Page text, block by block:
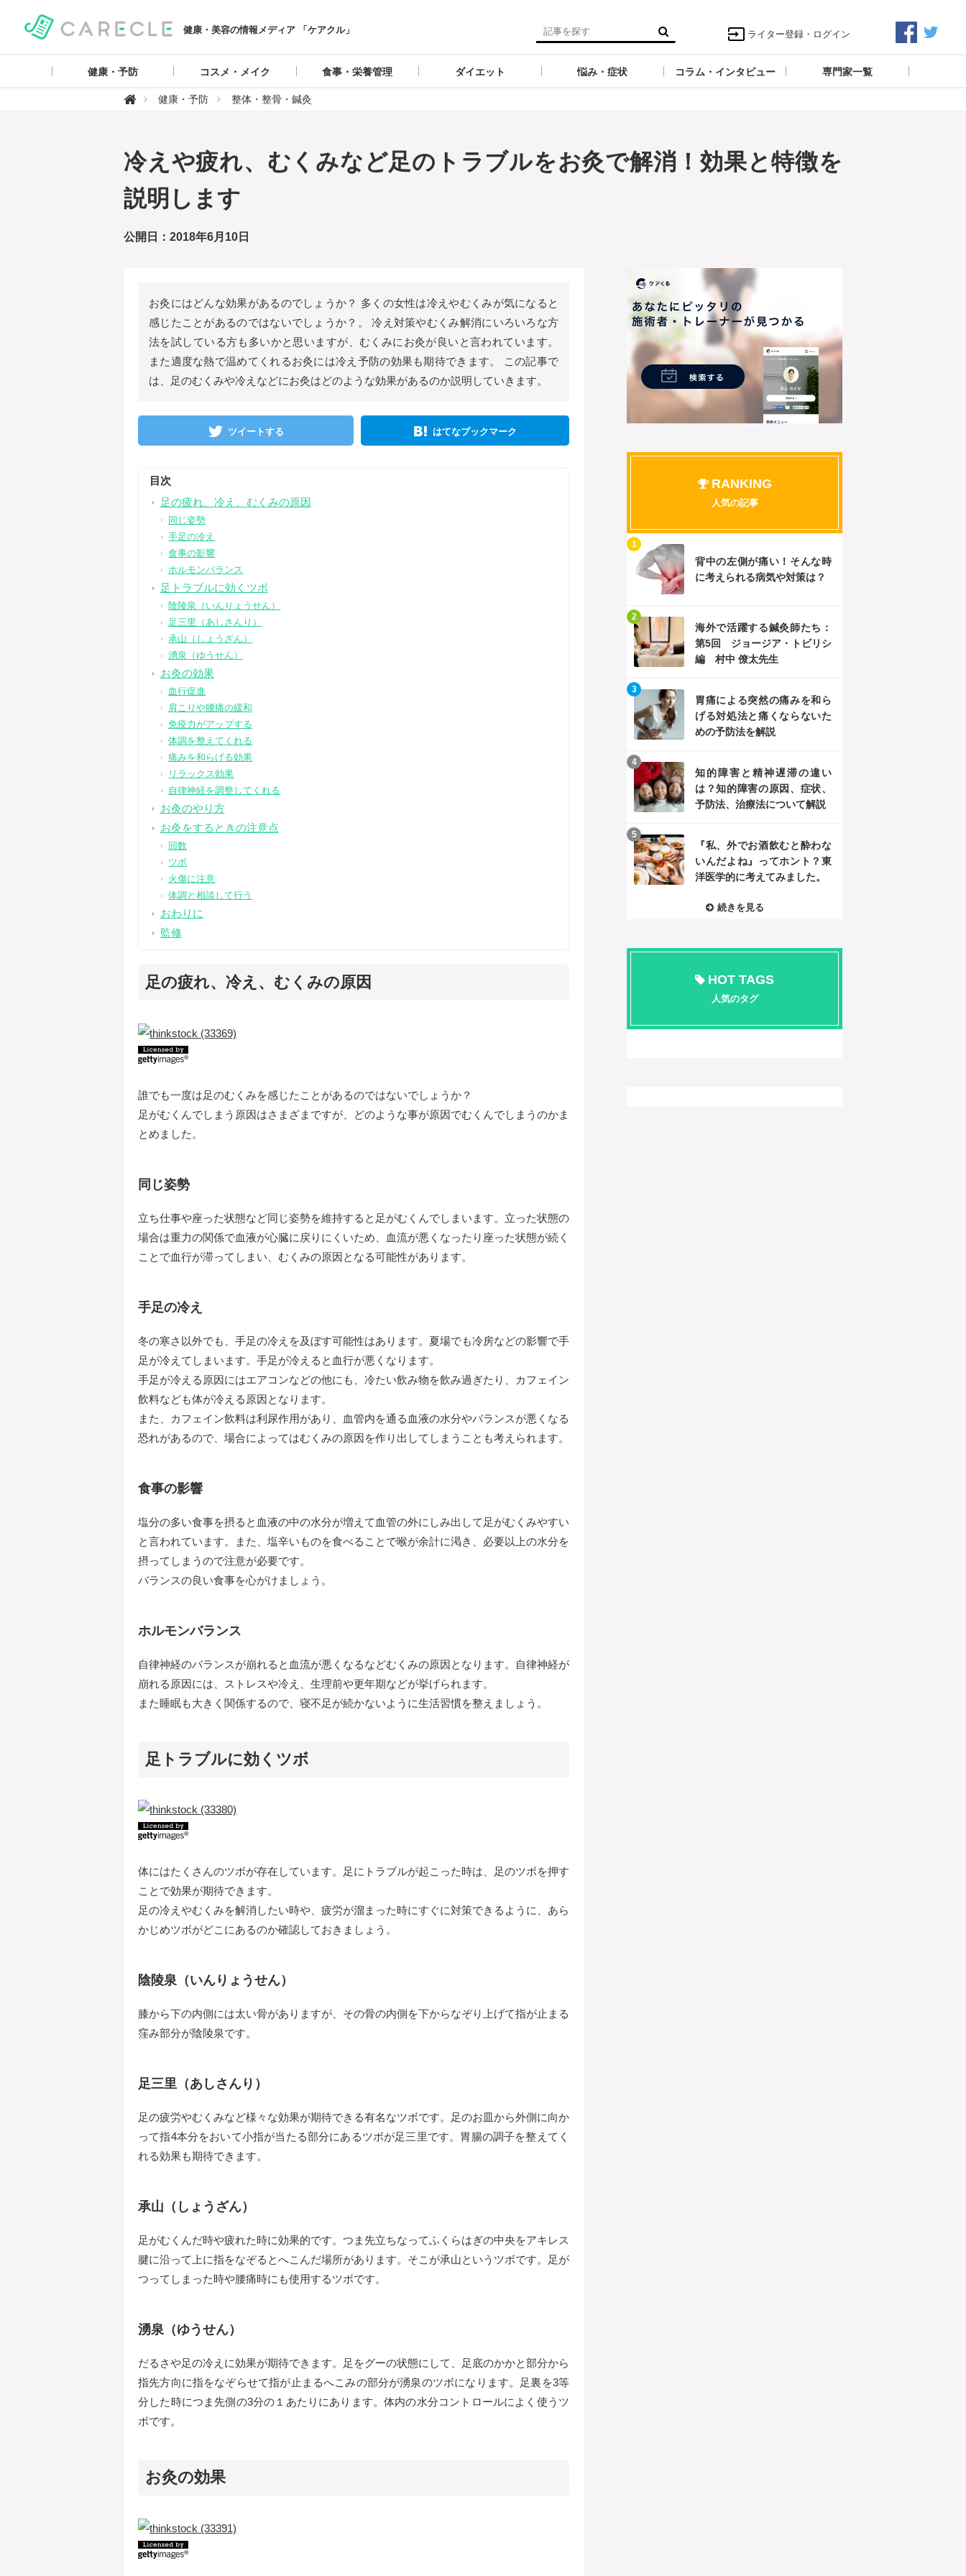
健康・美容の情報メディア 「ケアクル」 ライター登録・ログイン
健康・予防 コスメ・メイク 食事・栄養管理 ダイエット 悩み・症状 コラム・インタビュー 専門家一覧
【
】
健康・予防 整体・整骨・鍼灸
冷えや疲れ、むくみなど足のトラブルをお灸で解消！効果と特徴を
説明します
公開日：2018年6月10日
お灸にはどんな効果があるのでしょうか？ 多くの女性は冷えやむくみが気になると
感じたことがあるのではないでしょうか？。 冷え対策やむくみ解消にいろいろな方
法を試している方も多いかと思いますが、むくみにお灸が良いと言われています。
また適度な熱で温めてくれるお灸には冷え予防の効果も期待できます。 この記事で
は、足のむくみや冷えなどにお灸はどのような効果があるのか説明していきます。
ツイートする はてなブックマーク
目次
足の疲れ、冷え、むくみの原因
同じ姿勢
手足の冷え
食事の影響
ホルモンバランス
足トラブルに効くツボ
陰陵泉（いんりょうせん）
足三里（あしさんり）
承山（しょうざん）
湧泉（ゆうせん）
お灸の効果
血行促進
肩こりや腰痛の緩和
免疫力がアップする
体調を整えてくれる
痛みを和らげる効果
リラックス効果
自律神経を調整してくれる
お灸のやり方
お灸をするときの注意点
回数
ツボ
火傷に注意
体調と相談して行う
おわりに
監修
足の疲れ、冷え、むくみの原因
誰でも一度は足のむくみを感じたことがあるのではないでしょうか？
足がむくんでしまう原因はさまざまですが、どのような事が原因でむくんでしまうのかま
とめました。
同じ姿勢
立ち仕事や座った状態など同じ姿勢を維持すると足がむくんでしまいます。立った状態の
場合は重力の関係で血液が心臓に戻りにくいため、血流が悪くなったり座った状態が続く
ことで血行が滞ってしまい、むくみの原因となる可能性があります。
手足の冷え
冬の寒さ以外でも、手足の冷えを及ぼす可能性はあります。夏場でも冷房などの影響で手
足が冷えてしまいます。手足が冷えると血行が悪くなります。
手足が冷える原因にはエアコンなどの他にも、冷たい飲み物を飲み過ぎたり、カフェイン
飲料なども体が冷える原因となります。
また、カフェイン飲料は利尿作用があり、血管内を通る血液の水分やバランスが悪くなる
恐れがあるので、場合によってはむくみの原因を作り出してしまうことも考えられます。
食事の影響
塩分の多い食事を摂ると血液の中の水分が増えて血管の外にしみ出して足がむくみやすい
と言われています。また、塩辛いものを食べることで喉が余計に渇き、必要以上の水分を
摂ってしまうので注意が必要です。
バランスの良い食事を心がけましょう。
ホルモンバランス
自律神経のバランスが崩れると血流が悪くなるなどむくみの原因となります。自律神経が
崩れる原因には、ストレスや冷え、生理前や更年期などが挙げられます。
また睡眠も大きく関係するので、寝不足が続かないように生活習慣を整えましょう。
足トラブルに効くツボ
体にはたくさんのツボが存在しています。足にトラブルが起こった時は、足のツボを押す
ことで効果が期待できます。
足の冷えやむくみを解消したい時や、疲労が溜まった時にすぐに対策できるように、あら
かじめツボがどこにあるのか確認しておきましょう。
陰陵泉（いんりょうせん）
膝から下の内側には太い骨がありますが、その骨の内側を下からなぞり上げて指が止まる
窪み部分が陰陵泉です。
足三里（あしさんり）
足の疲労やむくみなど様々な効果が期待できる有名なツボです。足のお皿から外側に向か
って指4本分をおいて小指が当たる部分にあるツボが足三里です。胃腸の調子を整えてく
れる効果も期待できます。
承山（しょうざん）
足がむくんだ時や疲れた時に効果的です。つま先立ちなってふくらはぎの中央をアキレス
腱に沿って上に指をなぞるとへこんだ場所があります。そこが承山というツボです。足が
つってしまった時や腰痛時にも使用するツボです。
湧泉（ゆうせん）
だるさや足の冷えに効果が期待できます。足をグーの状態にして、足底のかかと部分から
指先方向に指をなぞらせて指が止まるへこみの部分が湧泉のツボになります。足裏を3等
分した時につま先側の3分の１あたりにあります。体内の水分コントロールによく使うツ
ボです。
お灸の効果
RANKING
人気の記事
背中の左側が痛い！そんな時
に考えられる病気や対策は？
1
海外で活躍する鍼灸師たち：
第5回 ジョージア・トビリシ
編 村中 僚太先生
2
胃痛による突然の痛みを和ら
げる対処法と痛くならないた
めの予防法を解説
3
知的障害と精神遅滞の違い
は？知的障害の原因、症状、
予防法、治療法について解説
4
『私、外でお酒飲むと酔わな
いんだよね』ってホント？東
洋医学的に考えてみました。
5
続きを見る
HOT TAGS
人気のタグ